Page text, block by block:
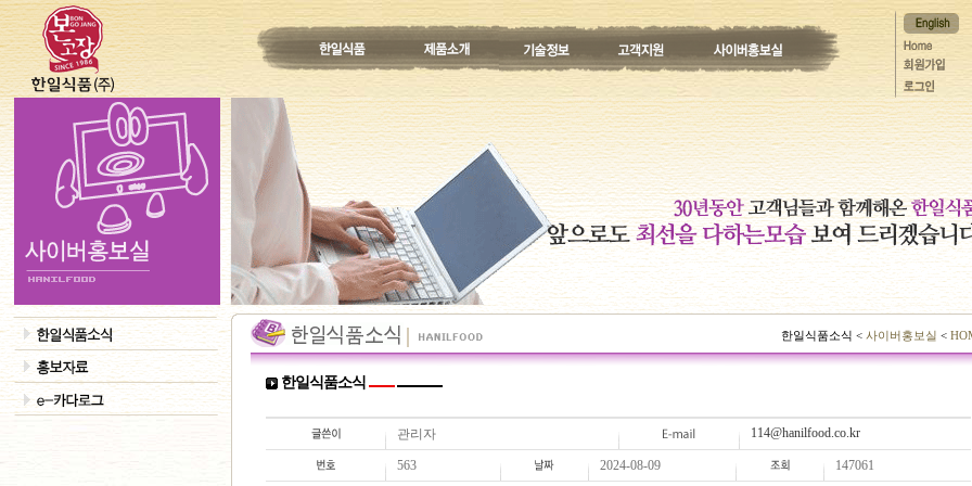
한일식품소식 < 사이버홍보실 <
한일식품소식
관리자 114@hanilfood.co.kr
563 2024-08-09 147061